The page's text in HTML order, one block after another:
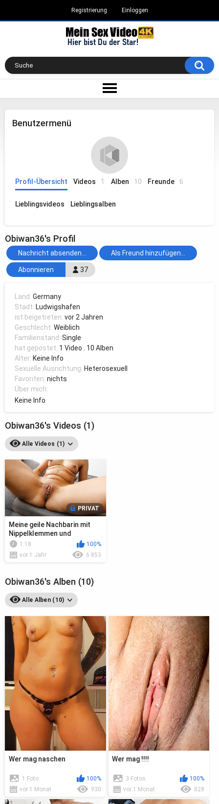
Registrierung Einloggen
Benutzermenü
Profil-Übersicht Videos 1 Alben 10 Freunde 6
Lieblingsvideos Lieblingsalben
Obiwan36's Profil
37
Abonnieren
Nachricht absenden... Als Freund hinzufügen...
Land:Germany
Stadt: Ludwigshafen
ist beigetreten:vor 2 Jahren
Geschlecht:Weiblich
Familienstand:Single
hat gepostet: 1 Video , 10 Alben
Alter: Keine Info
Sexuelle Ausrichtung: Heterosexuell
Favoriten:nichts
Über mich:
Keine Info
Obiwan36's Videos (1)
Alle Videos (1)
PRIVAT
Meine geile Nachbarin mit
Nippelklemmen und
Muschipiercing
1:18
100%
vor 1 Jahr
6 853
Obiwan36's Alben (10)
Alle Alben (10)
Wer mag naschen
1 Foto
100%
vor 1 Monat
930
Wer mag !!!!
3 Fotos
100%
vor 1 Monat
828